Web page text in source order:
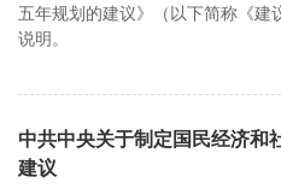
五年规划的建议》（以下简称《建
说明。
中共中央关于制定国民经济和
建议